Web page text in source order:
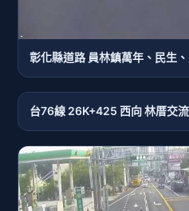
彰化縣道路 員林鎮萬年、民生
台76線 26K+425 西向 林厝交